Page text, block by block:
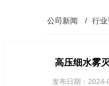
公司新闻 / 行
高压细水雾
发布日期：